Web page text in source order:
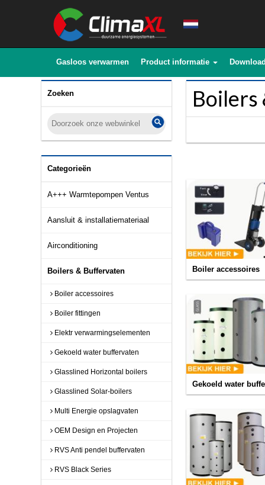
Gasloos verwarmen Product informatie
Zoeken
Categorieën
A+++ Warmtepompen Ventus
Aansluit & installatiemateriaal
Airconditioning
Boilers & Buffervaten
Boiler accessoires
Boiler fittingen
Elektr verwarmingselementen
Gekoeld water buffervaten
Glasslined Horizontal boilers
Glasslined Solar-boilers
Multi Energie opslagvaten
OEM Design en Projecten
RVS Anti pendel buffervaten
RVS Black Series
Boiler accessoires
Gekoeld water